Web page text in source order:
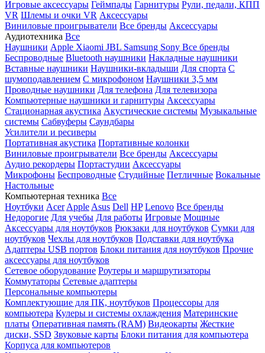
Игровые аксессуары Геймпады Гарнитуры Рули, педали, КПП
VR Шлемы и очки VR Аксессуары
Виниловые проигрыватели Все бренды Аксессуары
Аудиотехника Все
Наушники Apple Xiaomi JBL Samsung Sony Все бренды
Беспроводные Bluetooth наушники Накладные наушники
Вставные наушники Наушники-вкладыши Для спорта С
шумоподавлением С микрофоном Наушники 3,5 мм
Проводные наушники Для телефона Для телевизора
Компьютерные наушники и гарнитуры Аксессуары
Стационарная акустика Акустические системы Музыкальные
системы Сабвуферы Саундбары
Усилители и ресиверы
Портативная акустика Портативные колонки
Виниловые проигрыватели Все бренды Аксессуары
Аудио рекордеры Портастудии Аксессуары
Микрофоны Беспроводные Студийные Петличные Вокальные
Настольные
Компьютерная техника Все
Ноутбуки Acer Apple Asus Dell HP Lenovo Все бренды
Недорогие Для учебы Для работы Игровые Мощные
Аксессуары для ноутбуков Рюкзаки для ноутбуков Сумки для
ноутбуков Чехлы для ноутбуков Подставки для ноутбука
Адаптеры USB портов Блоки питания для ноутбуков Прочие
аксессуары для ноутбуков
Сетевое оборудование Роутеры и маршрутизаторы
Коммутаторы Сетевые адаптеры
Персональные компьютеры
Комплектующие для ПК, ноутбуков Процессоры для
компьютера Кулеры и системы охлаждения Материнские
платы Оперативная память (RAM) Видеокарты Жесткие
диски, SSD Звуковые карты Блоки питания для компьютера
Корпуса для компьютеров